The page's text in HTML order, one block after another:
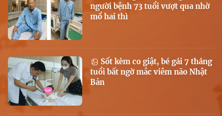
người bệnh 73 tuổi vượt qua nhờ
mổ hai thì
Sốt kèm co giật, bé gái 7 tháng
tuổi bất ngờ mắc viêm não Nhật
Bản